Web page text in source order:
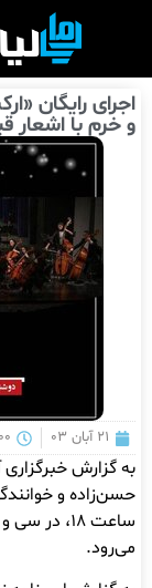
اجرای رایگان
و خرم با اشعار
۲۱ آبان ۰۳
به گزارش خبرگزاری
ساعت ۱۸،
می‌رود.